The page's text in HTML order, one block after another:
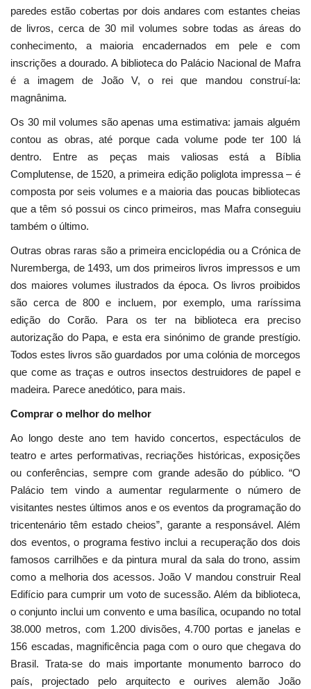
Lazer
Ambiente
paredes estão cobertas por dois andares com estantes cheias
de livros, cerca de 30 mil volumes sobre todas as áreas do
conhecimento, a maioria encadernados em pele e com
inscrições a dourado. A biblioteca do Palácio Nacional de Mafra
é a imagem de João V, o rei que mandou construí-la:
magnânima.
Os 30 mil volumes são apenas uma estimativa: jamais alguém
contou as obras, até porque cada volume pode ter 100 lá
dentro. Entre as peças mais valiosas está a Bíblia
Complutense, de 1520, a primeira edição poliglota impressa – é
composta por seis volumes e a maioria das poucas bibliotecas
que a têm só possui os cinco primeiros, mas Mafra conseguiu
também o último.
Outras obras raras são a primeira enciclopédia ou a Crónica de
Nuremberga, de 1493, um dos primeiros livros impressos e um
dos maiores volumes ilustrados da época. Os livros proibidos
são cerca de 800 e incluem, por exemplo, uma raríssima
edição do Corão. Para os ter na biblioteca era preciso
autorização do Papa, e esta era sinónimo de grande prestígio.
Todos estes livros são guardados por uma colónia de morcegos
que come as traças e outros insectos destruidores de papel e
madeira. Parece anedótico, para mais.
Comprar o melhor do melhor
Ao longo deste ano tem havido concertos, espectáculos de
teatro e artes performativas, recriações históricas, exposições
ou conferências, sempre com grande adesão do público. “O
Palácio tem vindo a aumentar regularmente o número de
visitantes nestes últimos anos e os eventos da programação do
tricentenário têm estado cheios”, garante a responsável. Além
dos eventos, o programa festivo inclui a recuperação dos dois
famosos carrilhões e da pintura mural da sala do trono, assim
como a melhoria dos acessos. João V mandou construir Real
Edifício para cumprir um voto de sucessão. Além da biblioteca,
o conjunto inclui um convento e uma basílica, ocupando no total
38.000 metros, com 1.200 divisões, 4.700 portas e janelas e
156 escadas, magnificência paga com o ouro que chegava do
Brasil. Trata-se do mais importante monumento barroco do
país, projectado pelo arquitecto e ourives alemão João